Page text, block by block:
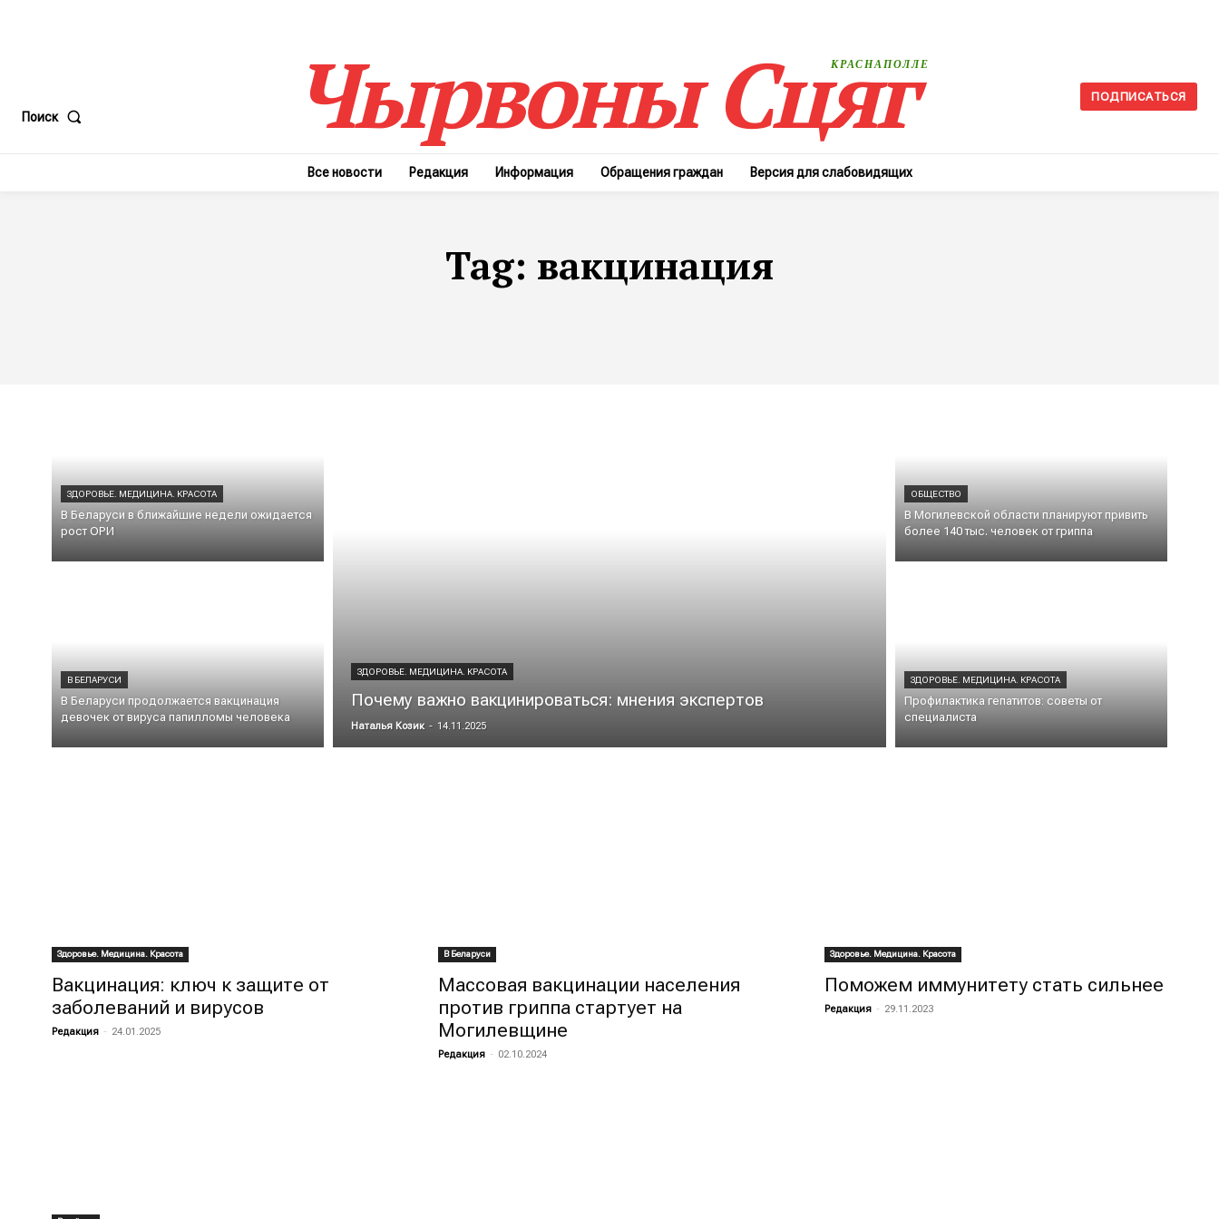
Поиск Чырвоны Сцяг
КРАСНАПОЛЛЕ
ПОДПИСАТЬСЯ
Все новости Редакция Информация Обращения граждан Версия для слабовидящих
Tag: вакцинация
ЗДОРОВЬЕ. МЕДИЦИНА. КРАСОТА
В Беларуси в ближайшие недели ожидается
рост ОРИ
В БЕЛАРУСИ
В Беларуси продолжается вакцинация
девочек от вируса папилломы человека
ЗДОРОВЬЕ. МЕДИЦИНА. КРАСОТА
Почему важно вакцинироваться: мнения экспертов
Наталья Козик - 14.11.2025
ОБЩЕСТВО
В Могилевской области планируют привить
более 140 тыс. человек от гриппа
ЗДОРОВЬЕ. МЕДИЦИНА. КРАСОТА
Профилактика гепатитов: советы от
специалиста
Здоровье. Медицина. Красота
Вакцинация: ключ к защите от
заболеваний и вирусов
Редакция - 24.01.2025
В Беларуси
Массовая вакцинации населения
против гриппа стартует на
Могилевщине
Редакция - 02.10.2024
Здоровье. Медицина. Красота
Поможем иммунитету стать сильнее
Редакция - 29.11.2023